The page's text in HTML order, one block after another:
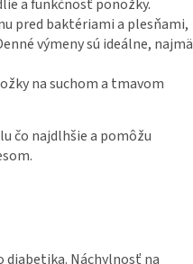
a funkčnosť ponožky.
pred baktériami a plesňami,
výmeny sú ideálne, najmä
na suchom a tmavom
čo najdlhšie a pomôžu
Náchylnosť na